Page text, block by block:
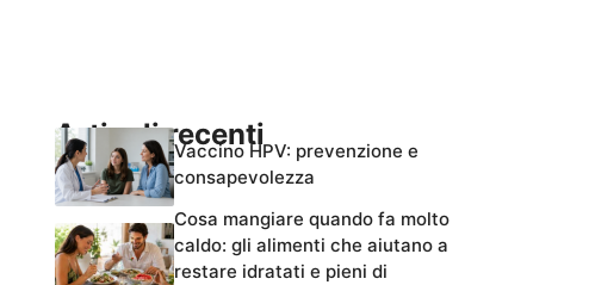
Articoli recentiVaccino HPV: prevenzione e
consapevolezza
Cosa mangiare quando fa molto
caldo: gli alimenti che aiutano a
restare idratati e pieni di